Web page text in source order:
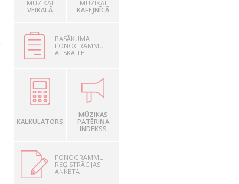
MŪZIKAI
VEIKALĀ
MŪZIKAI
KAFEJNĪCĀ
PASĀKUMA
FONOGRAMMU
ATSKAITE
KALKULATORS
MŪZIKAS
PATĒRIŅA
INDEKSS
FONOGRAMMU
REĢISTRĀCIJAS
ANKETA